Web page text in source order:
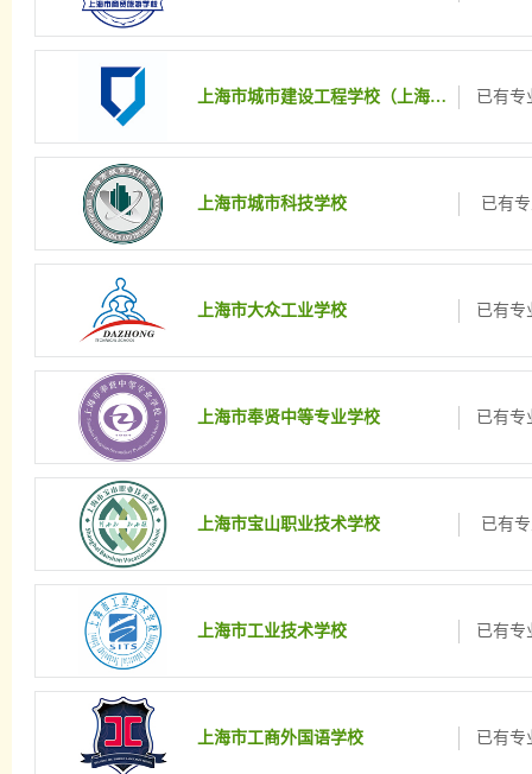
上海市城市建设工程学校（上海市园林学校） 已有专
上海市城市科技学校 已有
上海市大众工业学校 已有专
上海市奉贤中等专业学校 已有专
上海市宝山职业技术学校 已有
上海市工业技术学校 已有专
上海市工商外国语学校 已有专